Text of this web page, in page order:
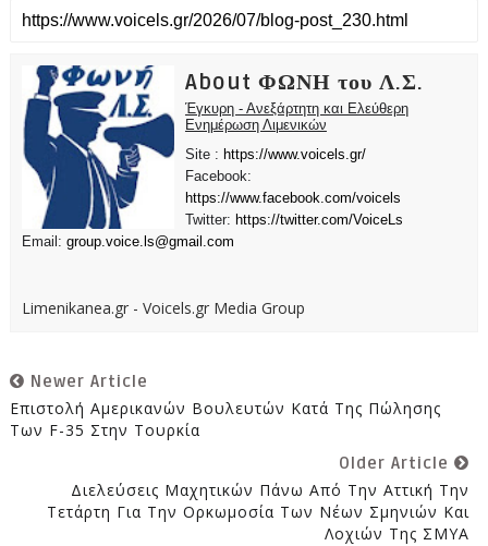
About ΦΩΝΗ του Λ.Σ.
Έγκυρη - Ανεξάρτητη και Ελεύθερη
Ενημέρωση Λιμενικών
Site : https://www.voicels.gr/
Facebook:
https://www.facebook.com/voicels
Twitter: https://twitter.com/VoiceLs
Email: group.voice.ls@gmail.com
Limenikanea.gr - Voicels.gr Media Group
Newer Article
Επιστολή Αμερικανών Βουλευτών Κατά Της Πώλησης
Των F-35 Στην Τουρκία
Older Article
Διελεύσεις Μαχητικών Πάνω Από Την Αττική Την
Τετάρτη Για Την Ορκωμοσία Των Νέων Σμηνιών Και
Λοχιών Της ΣΜΥΑ